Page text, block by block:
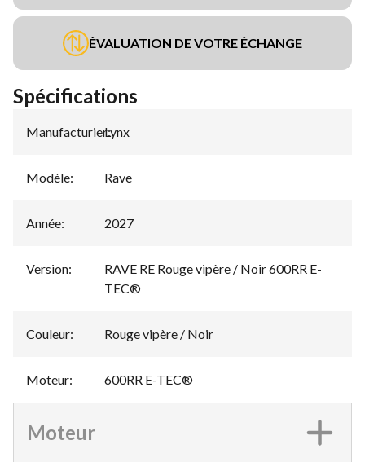
ÉVALUATION DE VOTRE ÉCHANGE
Spécifications
Manufacturier:
Lynx
Modèle: Rave
Année: 2027
Version:
RAVE RE Rouge vipère / Noir 600RR E-
TEC®
Couleur: Rouge vipère / Noir
Moteur: 600RR E-TEC®
Moteur